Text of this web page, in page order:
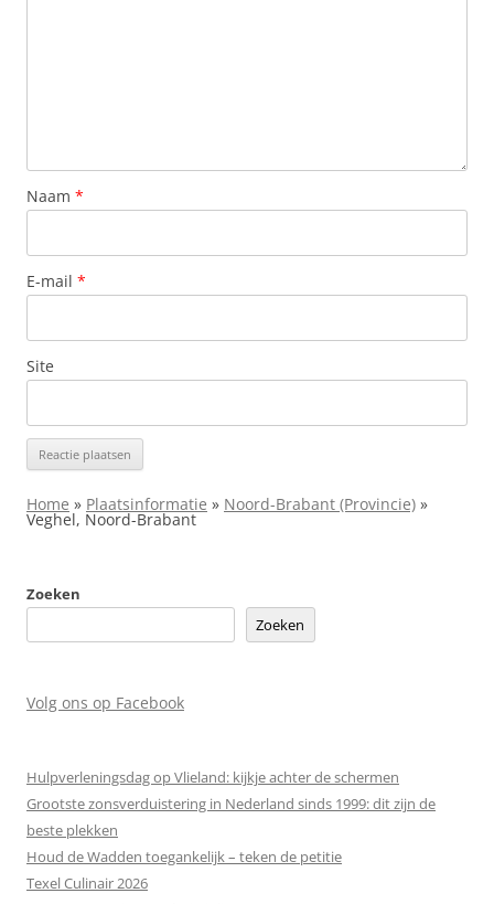
Naam *
E-mail *
Site
Home » Plaatsinformatie » Noord-Brabant (Provincie) »
Veghel, Noord-Brabant
Zoeken
Zoeken
Volg ons op Facebook
Hulpverleningsdag op Vlieland: kijkje achter de schermen
Grootste zonsverduistering in Nederland sinds 1999: dit zijn de
beste plekken
Houd de Wadden toegankelijk – teken de petitie
Texel Culinair 2026